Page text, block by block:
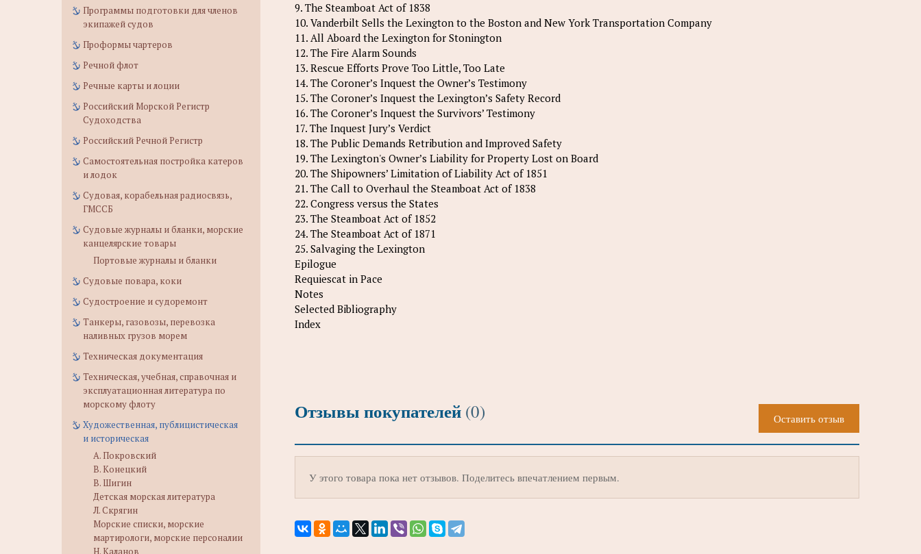
Программы подготовки для членов
экипажей судов
Проформы чартеров
Речной флот
Речные карты и лоции
Российский Морской Регистр
Судоходства
Российский Речной Регистр
Самостоятельная постройка катеров
и лодок
Судовая, корабельная радиосвязь,
ГМССБ
Судовые журналы и бланки, морские
канцелярские товары
Портовые журналы и бланки
Судовые повара, коки
Судостроение и судоремонт
Танкеры, газовозы, перевозка
наливных грузов морем
Техническая документация
Техническая, учебная, справочная и
эксплуатационная литература по
морскому флоту
Художественная, публицистическая
и историческая
А. Покровский
В. Конецкий
В. Шигин
Детская морская литература
Л. Скрягин
Морские списки, морские
мартирологи, морские персоналии
Н. Каланов
9. The Steamboat Act of 1838
10. Vanderbilt Sells the Lexington to the Boston and New York Transportation Company
11. All Aboard the Lexington for Stonington
12. The Fire Alarm Sounds
13. Rescue Efforts Prove Too Little, Too Late
14. The Coroner’s Inquest the Owner’s Testimony
15. The Coroner’s Inquest the Lexington’s Safety Record
16. The Coroner’s Inquest the Survivors’ Testimony
17. The Inquest Jury’s Verdict
18. The Public Demands Retribution and Improved Safety
19. The Lexington's Owner’s Liability for Property Lost on Board
20. The Shipowners’ Limitation of Liability Act of 1851
21. The Call to Overhaul the Steamboat Act of 1838
22. Congress versus the States
23. The Steamboat Act of 1852
24. The Steamboat Act of 1871
25. Salvaging the Lexington
Epilogue
Requiescat in Pace
Notes
Selected Bibliography
Index
Отзывы покупателей (0) Оставить отзыв
У этого товара пока нет отзывов. Поделитесь впечатлением первым.